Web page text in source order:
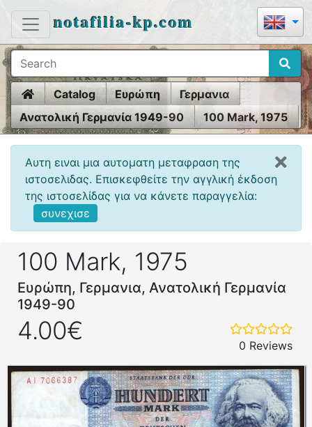
notafilia-kp.com
HomeCatalog Ευρώπη
Γερμανια
Ανατολική Γερμανία 1949-90
100 Mark, 1975
Αυτη ειναι μια αυτοματη μεταφραση της
ιστοσελιδας. Επισκεφθείτε την αγγλική έκδοση
της ιστοσελίδας για να κάνετε παραγγελία:
συνεχισε
100 Mark, 1975
Ευρώπη, Γερμανια, Ανατολική Γερμανία
1949-90
4.00€
0 Reviews